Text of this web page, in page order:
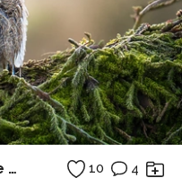
Onderweg naar de volgende bestemming. 10 4